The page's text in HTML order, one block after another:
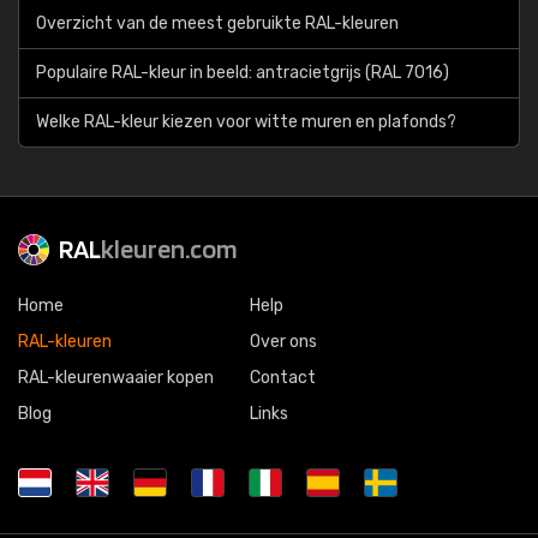
Overzicht van de meest gebruikte RAL-kleuren
Populaire RAL-kleur in beeld: antracietgrijs (RAL 7016)
Welke RAL-kleur kiezen voor witte muren en plafonds?
RALkleuren.com
Home
RAL-kleuren
RAL-kleurenwaaier kopen
Blog
Help
Over ons
Contact
Links